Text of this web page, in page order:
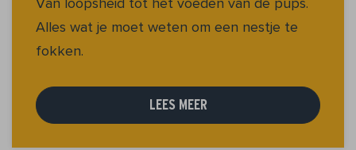
Alles wat je moet weten om een nestje te
fokken.
LEES MEER